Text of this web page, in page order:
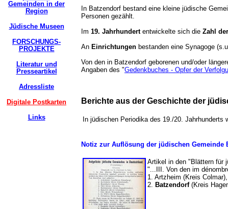
Gemeinden in der
Region
Jüdische Museen
FORSCHUNGS-
PROJEKTE
Literatur und
Presseartikel
Adressliste
Digitale Postkarten
Links
In Batzendorf bestand eine kleine jüdische
Personen gezählt.
Im 19. Jahrhundert entwickelte sich die Zahl
An Einrichtungen bestanden eine Synagoge
Von den in Batzendorf geborenen und/oder
Angaben des "Gedenkbuches - Opfer der
Berichte aus der Geschichte der
In jüdischen Periodika des 19./20.
Notiz zur Auflösung der jüdischen
Artikel in den "Blättern für
"...III. Von den im
1. Artzheim (Kreis Colmar),
2. Batzendorf(Kreis